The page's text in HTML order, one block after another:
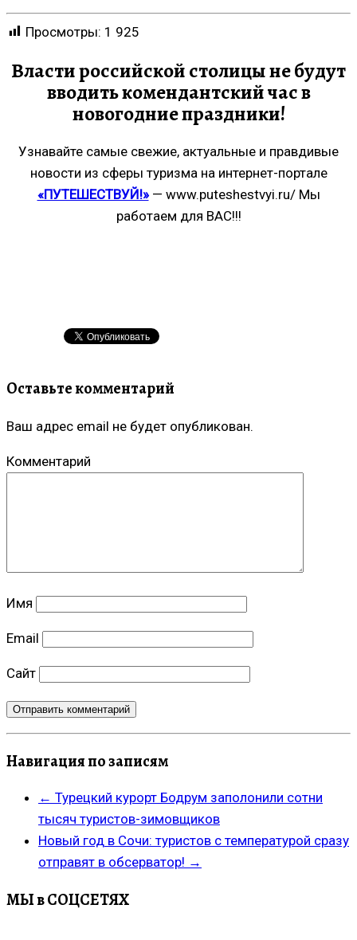
Просмотры: 1 925
Власти российской столицы не будут
вводить комендантский час в
новогодние праздники!
Узнавайте самые свежие, актуальные и правдивые
новости из сферы туризма на интернет-портале
«ПУТЕШЕСТВУЙ!»— www.puteshestvyi.ru/ Мы
работаем для ВАС!!!
Оставьте комментарий
Ваш адрес email не будет опубликован.
Комментарий
Имя
Email
Сайт
Навигация по записям
← Турецкий курорт Бодрум заполонили сотни
тысяч туристов-зимовщиков
Новый год в Сочи: туристов с температурой сразу
отправят в обсерватор! →
МЫ в СОЦСЕТЯХ